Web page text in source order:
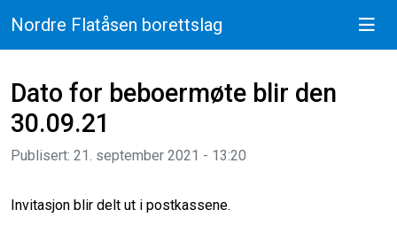
Nordre Flatåsen borettslag
Dato for beboermøte blir den
30.09.21
Publisert: 21. september 2021 - 13:20
Invitasjon blir delt ut i postkassene.